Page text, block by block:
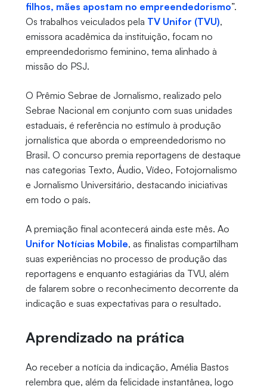
filhos, mães apostam no empreendedorismo”.
Os trabalhos veiculados pela TV Unifor (TVU),
emissora acadêmica da instituição, focam no
empreendedorismo feminino, tema alinhado à
missão do PSJ.
O Prêmio Sebrae de Jornalismo, realizado pelo
Sebrae Nacional em conjunto com suas unidades
estaduais, é referência no estímulo à produção
jornalística que aborda o empreendedorismo no
Brasil. O concurso premia reportagens de destaque
nas categorias Texto, Áudio, Vídeo, Fotojornalismo
e Jornalismo Universitário, destacando iniciativas
em todo o país.
A premiação final acontecerá ainda este mês. Ao
Unifor Notícias Mobile, as finalistas compartilham
suas experiências no processo de produção das
reportagens e enquanto estagiárias da TVU, além
de falarem sobre o reconhecimento decorrente da
indicação e suas expectativas para o resultado.
Aprendizado na prática
Ao receber a notícia da indicação, Amélia Bastos
relembra que, além da felicidade instantânea, logo